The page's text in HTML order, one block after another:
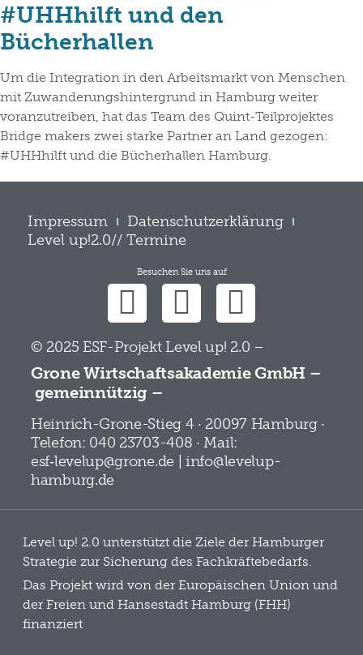
#UHHhilft und den
Bücherhallen
Um die Integration in den Arbeitsmarkt von Menschen
mit Zuwanderungshintergrund in Hamburg weiter
voranzutreiben, hat das Team des Quint-Teilprojektes
Bridge makers zwei starke Partner an Land gezogen:
#UHHhilft und die Bücherhallen Hamburg.
Impressum
Datenschutzerklärung
Level up!2.0// Termine
Besuchen Sie uns auf
© 2025 ESF-Projekt Level up! 2.0 –
Grone Wirtschaftsakademie GmbH –
gemeinnützig –
Heinrich-Grone-Stieg 4 · 20097 Hamburg ·
Telefon: 040 23703-408 · Mail:
esf‑levelup@grone.de | info@levelup-
hamburg.de
Level up! 2.0 unterstützt die Ziele der Hamburger
Strategie zur Sicherung des Fachkräftebedarfs.
Das Projekt wird von der Europäischen Union und
der Freien und Hansestadt Hamburg (FHH)
finanziert